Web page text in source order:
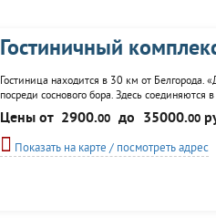
Гостиничный
Гостиница находится в 30 км от Белгорода.
посреди соснового бора. Здесь
все условия для отдыха: установлен мангал
бассейном. Гостям...
Цены от 2900.00 до 35000.00
Показать на карте / посмотреть адрес